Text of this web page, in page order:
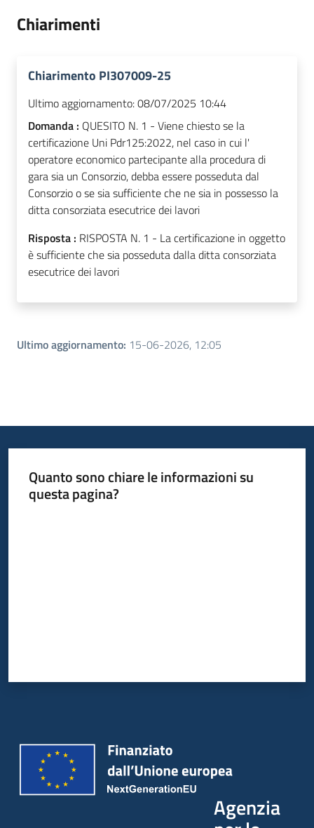
Chiarimenti
Chiarimento PI307009-25
Ultimo aggiornamento:08/07/2025 10:44
Domanda : QUESITO N. 1 - Viene chiesto se la
certificazione Uni Pdr125:2022, nel caso in cui l'
operatore economico partecipante alla procedura di
gara sia un Consorzio, debba essere posseduta dal
Consorzio o se sia sufficiente che ne sia in possesso la
ditta consorziata esecutrice dei lavori
Risposta : RISPOSTA N. 1 - La certificazione in oggetto
è sufficiente che sia posseduta dalla ditta consorziata
esecutrice dei lavori
Ultimo aggiornamento: 15-06-2026, 12:05
Quanto sono chiare le informazioni su
questa pagina?
Agenzia